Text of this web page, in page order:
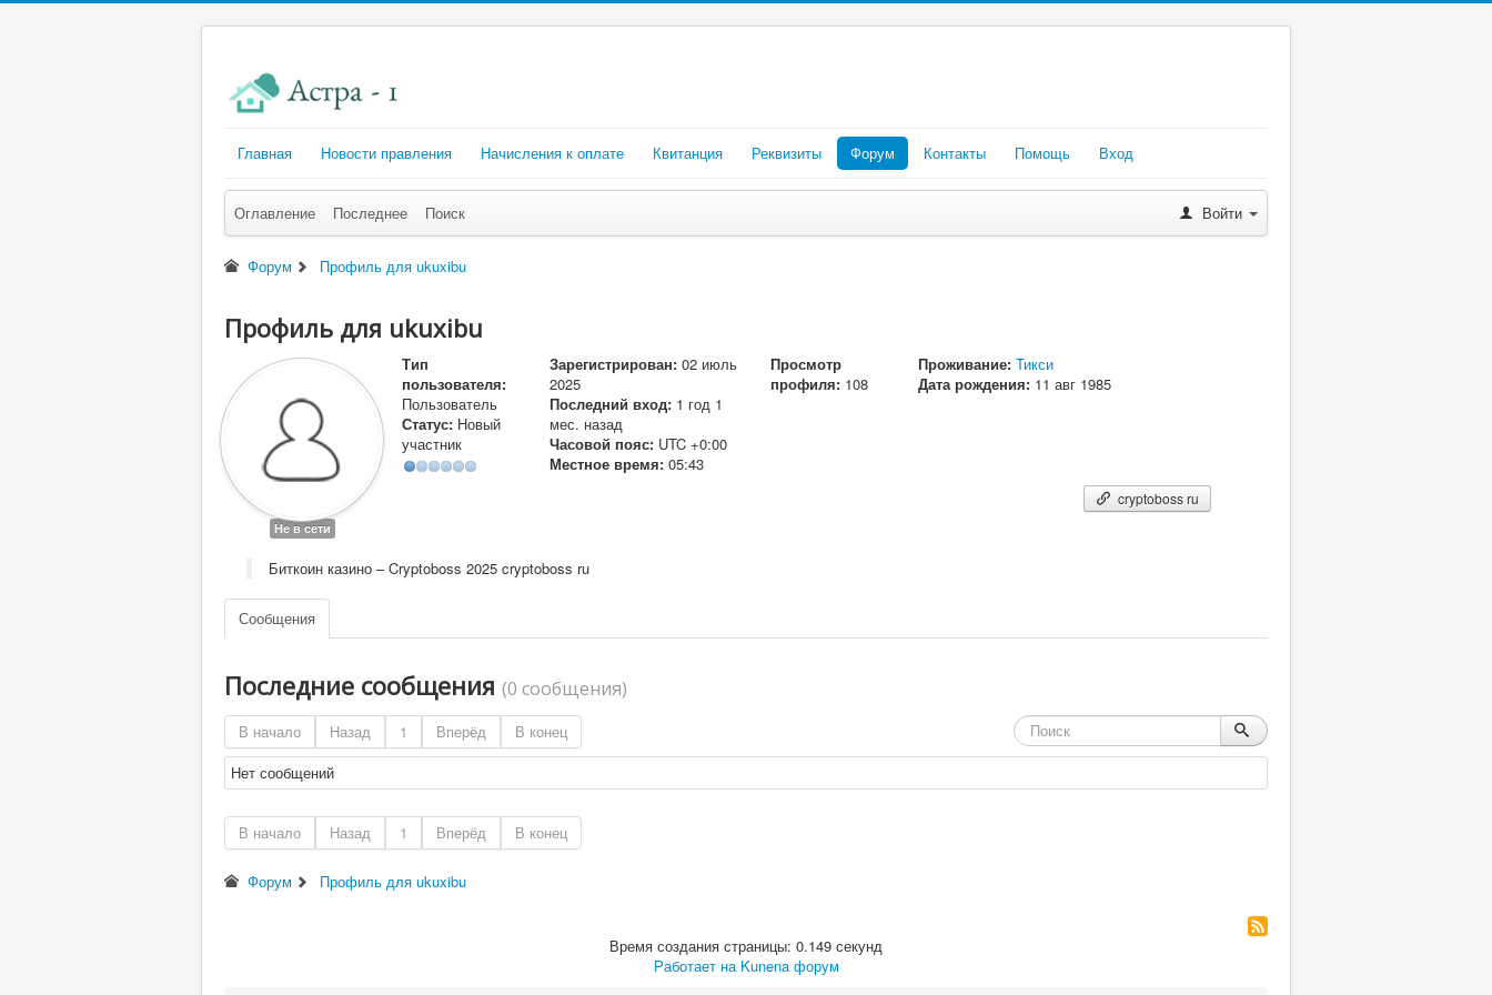
Главная Новости правления Начисления к оплате Квитанция Реквизиты Форум Контакты Помощь Вход
Оглавление Последнее Поиск Войти
Форум Профиль для ukuxibu
Профиль для ukuxibu
Не в сети
Тип
пользователя:
Пользователь
Статус: Новый
участник
Зарегистрирован: 02 июль
2025
Последний вход: 1 год 1
мес. назад
Часовой пояс: UTC +0:00
Местное время: 05:43
Просмотр
профиля: 108
Проживание: Тикси
Дата рождения: 11 авг 1985
cryptoboss ru
Биткоин казино – Cryptoboss 2025 cryptoboss ru
Сообщения
Последние сообщения (0 сообщения)
В начало Назад 1 Вперёд
В конец
Нет сообщений
В начало Назад 1 Вперёд В конец
Форум Профиль для ukuxibu
Время создания страницы: 0.149 секунд
Работает на Kunena форум